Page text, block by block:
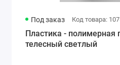
Под заказ Код товара:
Пластика - полимерная
телесный светлый